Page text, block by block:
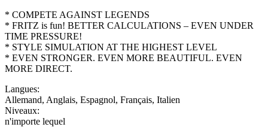
* COMPETE AGAINST LEGENDS
* FRITZ is fun! BETTER CALCULATIONS – EVEN UNDER
TIME PRESSURE!
* STYLE SIMULATION AT THE HIGHEST LEVEL
* EVEN STRONGER. EVEN MORE BEAUTIFUL. EVEN
MORE DIRECT.
Langues:
Allemand, Anglais, Espagnol, Français, Italien
Niveaux:
n'importe lequel